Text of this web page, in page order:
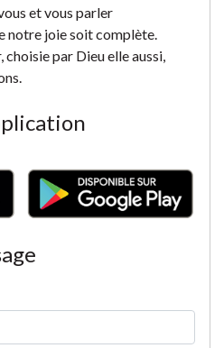
et vous parler
notre joie soit complète.
par Dieu elle aussi,